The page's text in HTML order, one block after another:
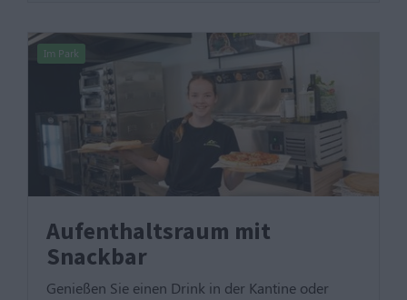
Im Park
Aufenthaltsraum mit
Snackbar
Genießen Sie einen Drink in der Kantine oder